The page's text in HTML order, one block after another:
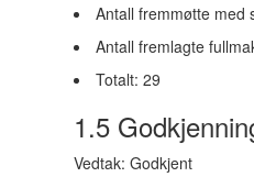
Antall fremmøtte med
Antall fremlagte
Totalt: 29
1.5
Vedtak: Godkjent